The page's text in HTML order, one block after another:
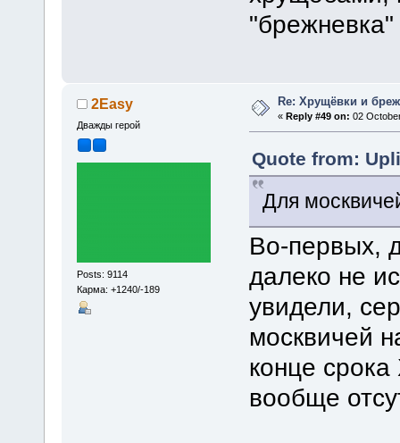
"брежневка"
2Easy
Дважды герой
Posts: 9114
Карма: +1240/-189
Re: Хрущёвки и
« Reply #49 on: 02
Quote from:
Для
Во-первых,
далеко не
увидели,
москвичей
конце
вообще